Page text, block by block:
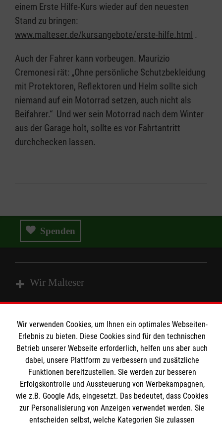
einem Erste Hilfe-Kurs wieder auf den neuesten
Stand zu bringen:
www.malteser.de/kursangebote/erste-hilfe.html .
Auch der Fahrer kann vorbeugen. Maurizio
Cremonesi rät: „Ohne persönliche Schutzbekleidung
mit Protektoren, Reflektoren und Helm sollte sich
niemand auf ein Motorrad setzen, auch nicht als
Beifahrer.“ Und wer sein Motorrad nach dem Winter
aus der Garage holt, sollte es vor Fahrtantritt
durchchecken lassen.
Spenden
Wir Malteser
Angebote und Leistungen
Unsere Kurse
Mitarbeiten
Wir Malteser
Informationen
Kontakt
Pressestelle
Malteser online
Wir verwenden Cookies, um Ihnen ein optimales Webseiten-
Erlebnis zu bieten. Diese Cookies sind für den technischen
Betrieb unserer Webseite erforderlich, helfen uns aber auch
dabei, unsere Plattform zu verbessern und zusätzliche
Funktionen bereitzustellen. Sie werden zur besseren
Erfolgskontrolle und Aussteuerung von Werbekampagnen,
wie z.B. Google Ads, eingesetzt. Das bedeutet, dass Cookies
zur Personalisierung von Anzeigen verwendet werden. Sie
entscheiden selbst, welche Kategorien Sie zulassen